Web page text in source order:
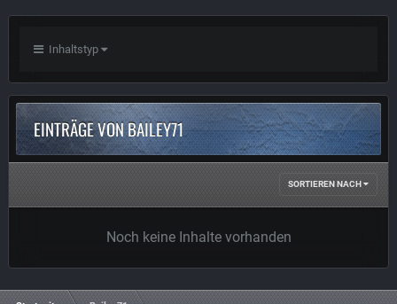
Inhaltstyp
EINTRÄGE VON BAILEY71
SORTIEREN NACH
Noch keine Inhalte vorhanden